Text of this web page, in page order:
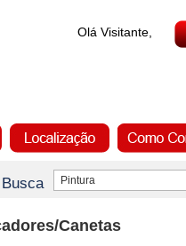
Olá Visitante,
Busca
Canetas